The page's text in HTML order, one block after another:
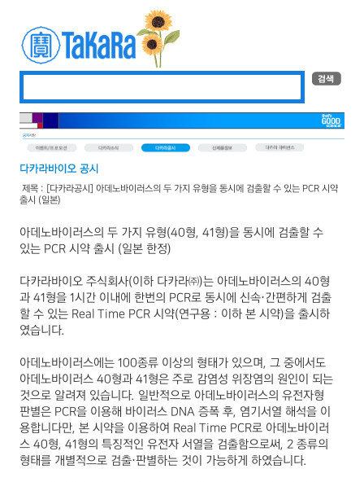
제목 : [다카라공시] 아데노바이러스의 두 가지 유형을 동시에 검출할 수 있는 PCR 시약
출시 (일본)
아데노바이러스의 두 가지 유형(40형, 41형)을 동시에 검출할 수
있는 PCR 시약 출시 (일본 한정)
다카라바이오 주식회사(이하 다카라㈜)는 아데노바이러스의 40형
과 41 형을 1시간 이내에 한번의 PCR로 동시에 신속·간편하게 검출
할 수 있는 Real Time PCR 시약(연구용 : 이하 본 시약)을 출시하
였습니다.
아데노바이러스에는 100종류 이상의 형태가 있으며, 그 중에서도
아데노바이러스 40형과 41 형은 주로 감염성 위장염의 원인이 되는
것으로 알려져 있습니다. 일반적으로 아데노바이러스의 유전자형
판별은 PCR을 이용해 바이러스 DNA 증폭 후, 염기서열 해석을 이
용합니다만, 본 시약을 이용하여 Real Time PCR로 아데노바이러
스 40형, 41 형의 특징적인 유전자 서열을 검출함으로써, 2 종류의
형태를 개별적으로 검출·판별하는 것이 가능하게 하였습니다.